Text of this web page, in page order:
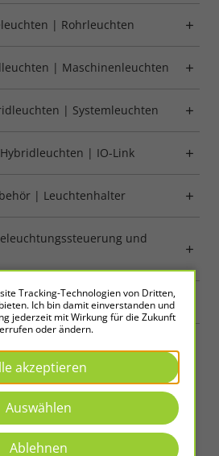
| Rohrleuchten
| Maschinenleuchten
| Systemleuchten
| IO-Link
| Leuchtenhalter
und
| Leitungen
in Light
Tracking-Technologien von Dritten,
Ich bin damit einverstanden und
jederzeit mit Wirkung für die Zukunft
oder ändern.
akzeptieren
Auswählen
Ablehnen
Alle akzeptieren